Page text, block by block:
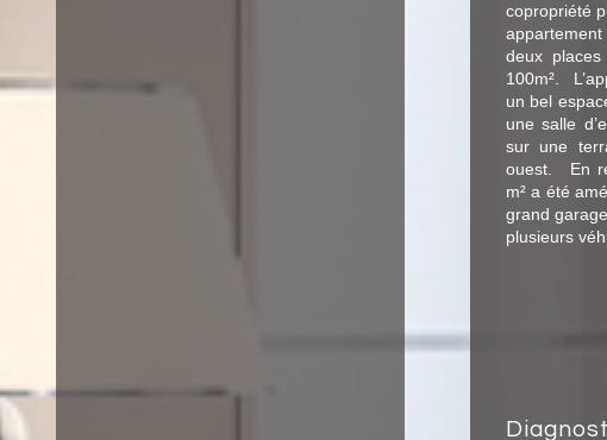
copropriété
deux
100m².
un bel
une salle
sur une
ouest. En
m² a été
grand
plusieurs
diagnostics de performance